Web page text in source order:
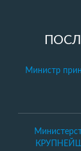
Министр